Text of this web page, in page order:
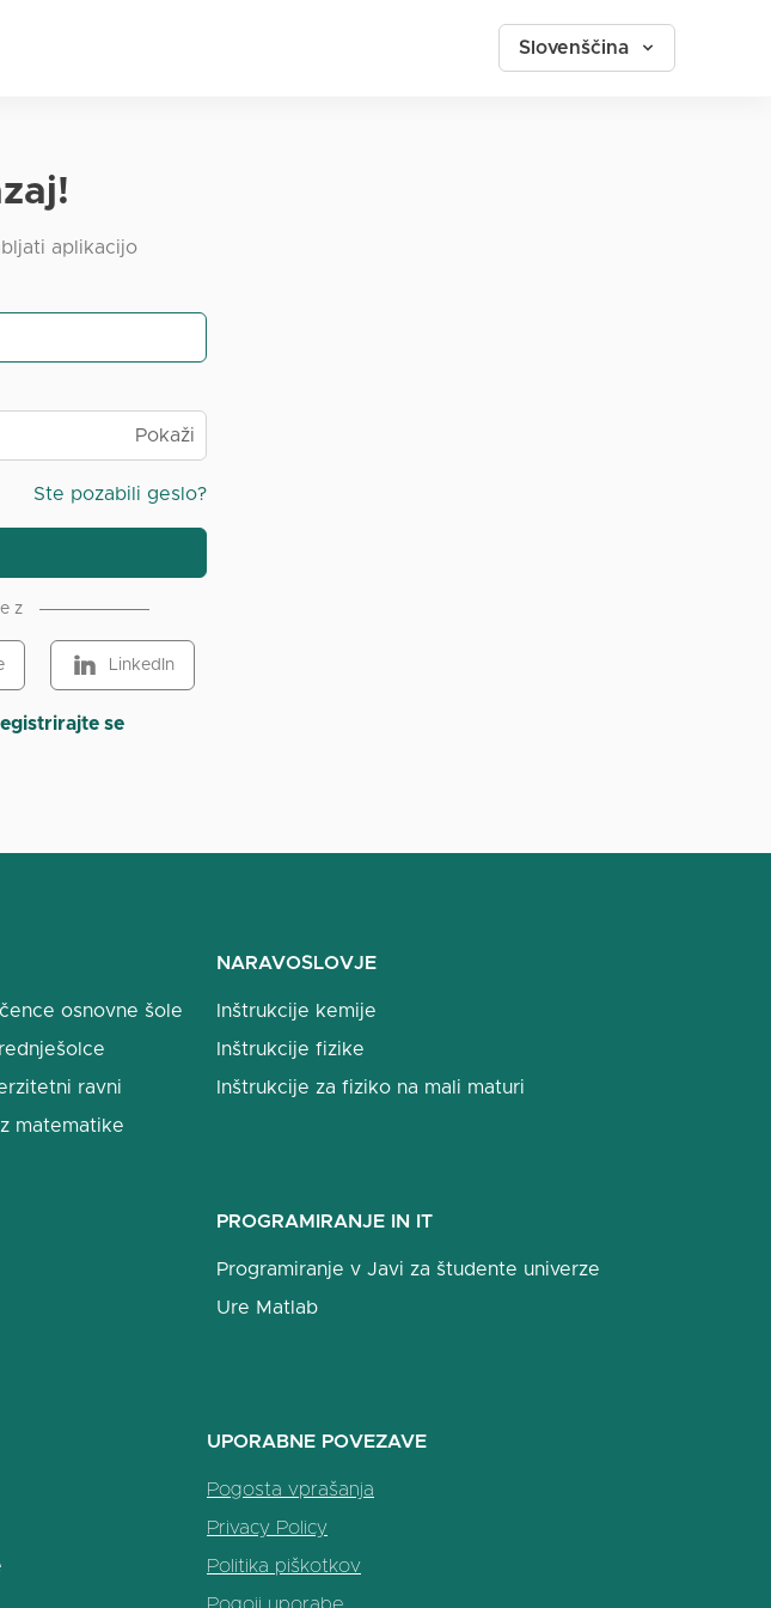
Slovenščina
aplikacijo
Pokaži
Ste pozabili geslo?
z
LinkedIn
se
osnovne šole
ravni
matematike
NARAVOSLOVJE
Inštrukcije kemije
Inštrukcije fizike
Inštrukcije za fiziko na mali maturi
PROGRAMIRANJE IN IT
Programiranje v Javi za študente univerze
Ure Matlab
UPORABNE POVEZAVE
Pogosta vprašanja
Privacy Policy
Politika piškotkov